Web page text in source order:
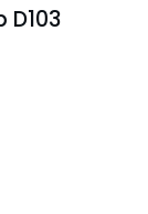
D103